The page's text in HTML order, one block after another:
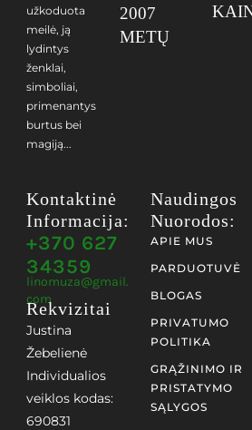
užkoduota
meilė, ją
lydintys
ženklai,
simboliai,
primenantys
burtus bei
magiją...
2007
METŲ
Kontaktinė
Informacija:
+370 627
34359
linomuza@gmail.
com
Rekvizitai
Justina
Žebelienė
Individualios
veiklos kodas:
690831
Naudingos
Nuorodos:
APIE MUS
PARDUOTUVĖ
BLOGAS
PRIVATUMO
POLITIKA
GRĄŽINIMO IR
PRISTATYMO
SĄLYGOS